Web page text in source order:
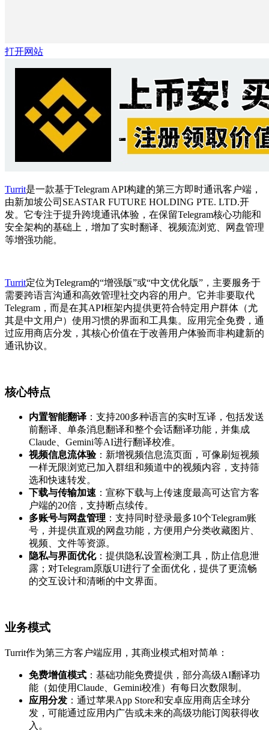
打开网站
Turrit是一款基于Telegram API构建的第三方即时通讯客户端，
由新加坡公司SEASTAR FUTURE HOLDING PTE. LTD.开
发。它专注于提升跨境通讯体验，在保留Telegram核心功能和
安全架构的基础上，增加了实时翻译、视频流浏览、网盘管理
等增强功能。
Turrit定位为Telegram的“增强版”或“中文优化版”，主要服务于
需要跨语言沟通和高效管理社交内容的用户。它并非要取代
Telegram，而是在其API框架内提供更符合特定用户群体（尤
其是中文用户）使用习惯的界面和工具集。应用完全免费，通
过应用商店分发，其核心价值在于改善用户体验而非构建新的
通讯协议。
核心特点
内置智能翻译 ：支持200多种语言的实时互译，包括发送
前翻译、单条消息翻译和整个会话翻译功能，并集成
Claude、Gemini等AI进行翻译校准。
视频信息流体验：新增视频信息流页面，可像刷短视频
一样无限浏览已加入群组和频道中的视频内容，支持筛
选和快速转发。
下载与传输加速 ：宣称下载与上传速度最高可达官方客
户端的20倍，支持断点续传。
多账号与网盘管理 ：支持同时登录最多10个Telegram账
号，并提供直观的网盘功能，方便用户分类收藏图片、
视频、文件等资源。
隐私与界面优化：提供隐私设置检测工具，防止信息泄
露；对Telegram原版UI进行了全面优化，提供了更流畅
的交互设计和清晰的中文界面。
业务模式
Turrit作为第三方客户端应用，其商业模式相对简单：
免费增值模式 ：基础功能免费提供，部分高级AI翻译功
能（如使用Claude、Gemini校准）有每日次数限制。
应用分发 ：通过苹果App Store和安卓应用商店全球分
发，可能通过应用内广告或未来的高级功能订阅获得收
入。